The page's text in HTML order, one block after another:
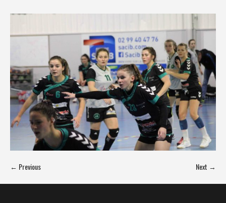
← Previous Next →